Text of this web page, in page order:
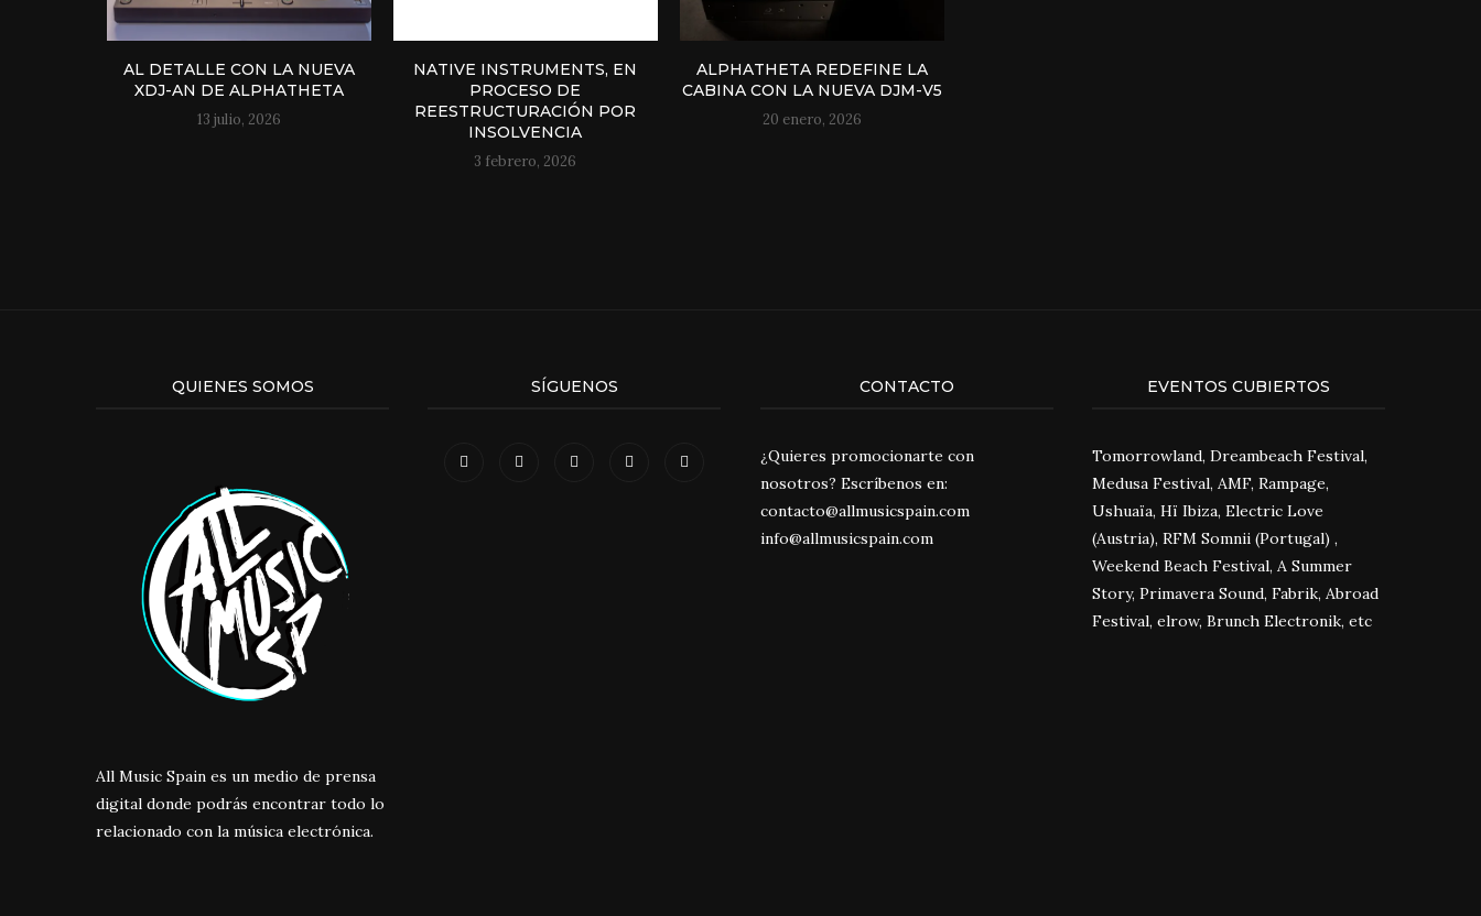
AL DETALLE CON LA NUEVA
XDJ-AN DE ALPHATHETA
13 julio, 2026
NATIVE INSTRUMENTS, EN
PROCESO DE
REESTRUCTURACIÓN POR
INSOLVENCIA
3 febrero, 2026
ALPHATHETA REDEFINE LA
CABINA CON LA NUEVA DJM-V5
20 enero, 2026
QUIENES SOMOS
All Music Spain es un medio de prensa
digital donde podrás encontrar todo lo
relacionado con la música electrónica.
SÍGUENOS CONTACTO
¿Quieres promocionarte con
nosotros? Escríbenos en:
contacto@allmusicspain.com
info@allmusicspain.com
EVENTOS CUBIERTOS
Tomorrowland, Dreambeach Festival,
Medusa Festival, AMF, Rampage,
Ushuaïa, Hï Ibiza, Electric Love
(Austria), RFM Somnii (Portugal) ,
Weekend Beach Festival, A Summer
Story, Primavera Sound, Fabrik, Abroad
Festival, elrow, Brunch Electronik, etc